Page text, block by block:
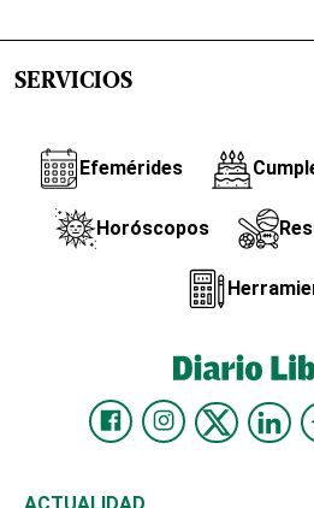
SERVICIOS
Efemérides
Horóscopos